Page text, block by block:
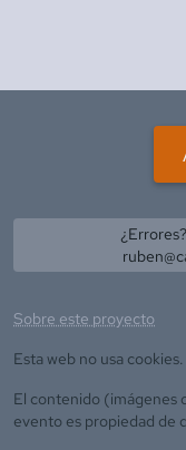
Sobre este proyecto
Esta web no usa cookies.
El contenido (imágenes
evento es propiedad de